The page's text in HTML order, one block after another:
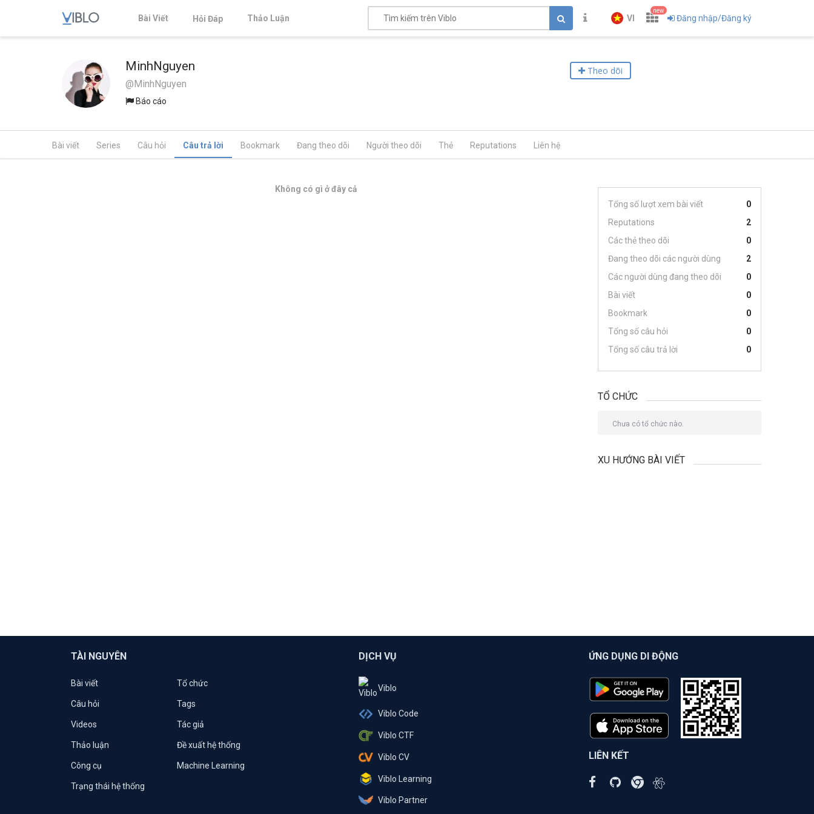
Bài Viết Hỏi Đáp Thảo Luận VI
new
Đăng nhập/Đăng ký
MinhNguyen
@MinhNguyen
Báo cáo
Theo dõi
Bài viết Series Câu hỏi Câu trả lời Bookmark Đang theo dõi Người theo dõi Thẻ Reputations Liên hệ
Không có gì ở đây cả
Tổng số lượt xem bài viết
0
Reputations
2
Các thẻ theo dõi
0
Đang theo dõi các người dùng
2
Các người dùng đang theo dõi
0
Bài viết
0
Bookmark
0
Tổng số câu hỏi
0
Tổng số câu trả lời
0
TỔ CHỨC
Chưa có tổ chức nào.
XU HƯỚNG BÀI VIẾT
TÀI NGUYÊN
Bài viết Tổ chức
Câu hỏi Tags
Videos Tác giả
Thảo luận Đề xuất hệ thống
Công cụ Machine Learning
Trạng thái hệ thống
DỊCH VỤ
Viblo
Viblo Code
Viblo CTF
Viblo CV
Viblo Learning
Viblo Partner
ỨNG DỤNG DI ĐỘNG
LIÊN KẾT